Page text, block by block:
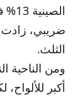
ضريبي، زادت
الثلث.
ومن الناحية
أكبر